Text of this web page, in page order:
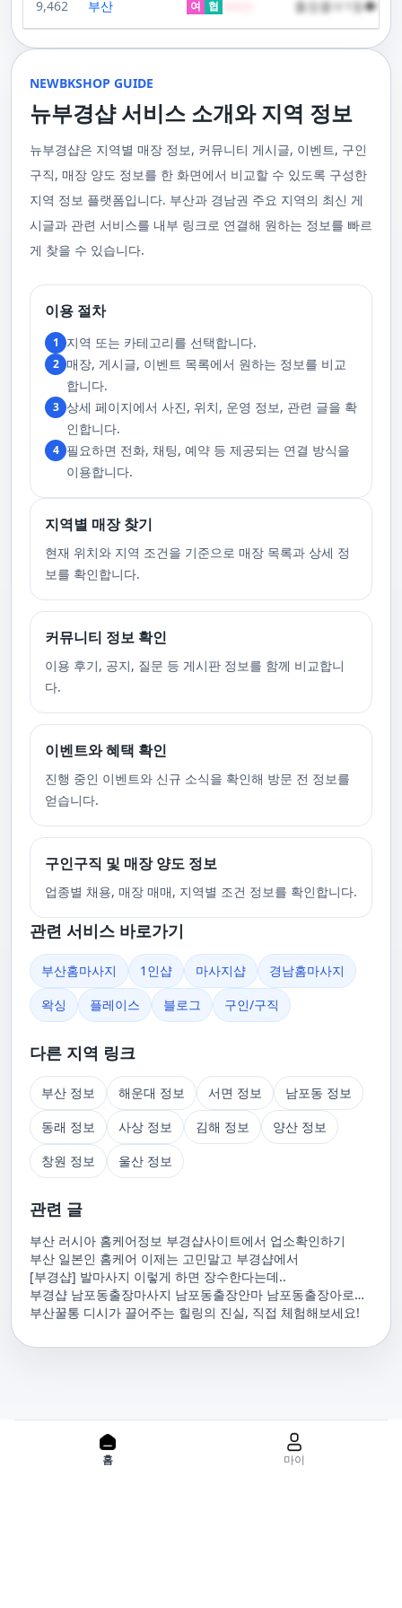
기 위해 부경샵은 계속해서 훌륭한 관리사들을 모집하고 있답니다. 부산 출
장을 원하실 때는 언제든지 후불제로 예약하실 수 있어요, 이점 참고해주세
요. 사전에 예약하시면 더욱 쾌적한 부산 러시아 홈케어 서비스를 경험하실
대한 많은 관심 덕분에, 부경샵은 필요한 요구 사항들을 간단하게 필수적인
것들로 정리했어요. 이 가이드라인을 따라주시면, 서비스 이용 중에 문제가
생기지 않을 거예요. 첫째로, 너무 많은 알코올을 섭취해 만취 상태일 경우에
게 좋아요.서비스 당일에는 부경샵과의 원활한 의사소통이 중요해요, 그래
서 공중전화나 발신 제한으로는 연락이 어려워요. 또한, 자주 예약을 취소하
거나 예약 없이 나타나지 않는 경우, 앞으로 예약하기가 어려워질 수 있으니
가격으로 경험해 보세요.터치 -> 부경샵 홈페이지 터치 -> 더욱 새로워진 뉴
부경샵 홈페이지 터치 -> 부경샵앱 다운로드 - Google Play
100,000원일본인 관리사 스웨디시 VIP 코스 60분에 70,000원, 90분에
원 코스에 대한 궁금증이 있으시다면, 전화를 통한 상담을 추천드립니다.
부산 일본인 홈케어는 대면 서비스의 특성상, 직접 통화를 통한 문의와 예약
시면, 부경샵은 그에 최적화된 서비스를 제공하기 위해 최선을 다할 것입니
다. 언제든지 필요하실 때, 편리한 상담과 지원이 준비되어 있으니 주저하지
마시고 연락 주세요. 부산 일본인 홈케어 이용 방법에 대해서는, 서비스의
핵심은 바로 고객님의 현재 위치에서 직접 찾아가는 것입니다. 이 방식을 통
등, 자신만의 공간에서 편안한 맞춤형 마사지를 받으실 수 있습니다. 최근
한 마사지 서비스를 제공하기 위해 노력하고 있습니다. 부경샵의 주된 목적
은 고객님들이 긴장을 해소하고 새로운 활력을 얻을 수 있는 피난처를 마련
하는 것입니다. 또한, 부경샵 한국과 태국, 일본에서 온 관리사 중 선택이 가
능하며, 다른 곳에서 찾아볼 수 없는 독특한 기술과 마음가짐을 가진 관리사
를 자랑합니다. 이러한 품질은 비교할 수 없는 수준입니다. 서비스의 질을
더욱 높이기 위해, 부경샵은 지속적으로 우수한 일본인 관리사를 모집 중입
서비스를 경험하실 수 있습니다. 마지막으로 부산 일본인 홈케어 서비스를
이용하시기 전에, 아래 주의사항을 상세히 확인하시고 예약을 진행해 주시
기 바랍니다. 부경샵 서비스에 대한 높은 수요를 감안하여, 이용 요건을 간
소화하여 필수적인 사항으로 명시했습니다. 이 가이드라인을 따르시면, 서
비스 이용 중 문제가 발생하지 않을 것입니다. 특히, 과도한 알코올 섭취로
인해 만취 상태에서는 서비스 이용에 제한을 두고 있음을 명확히 합니다. 이
러한 상태에서는 다음 기회에 이용해 주시길 부탁드립니다. 서비스 도착 시
원활한 의사소통이 이루어질 수 있도록, 저희와의 연락이 반드시 가능해야
합니다. 이에 공중전화 사용이나 발신 번호 표시 제한으로의 통화는 받지 않
고 있습니다. 또한, 자주 발생하는 예약 취소나 무단으로 예약을 취소할 경
우, 향후 서비스 예약에 제약이 생길 수 있음을 알려드립니다. 시간을 효율적
으로 사용하며, 합리적인 가격으로 부경샵만의 특별한 경험을 하실 수 있습
회복에 도움을 줍니다. 스트레스 해소와 이완에도 탁월하여, 많은 사람들이
정기적으로 받는 마사지입니다.2. 타이 마사지 타이 마사지는 동양의 전통
적인 마사지 방법으로, 신체의 스트레칭과 압력 포인트를 조합하여 신체의
균형을 맞추는 데 중점을 둡니다. 이 마사지는 유연성을 증진시키고 근육의
사지는 신체의 긴장을 풀어주고, 스트레스를 감소시키며, 전반적인 신체 기
서 유래한 마사지 방법으로, 의자에 앉은 상태에서 받을 수 있어 사무실이나
집에서도 쉽게 즐길 수 있습니다. 이 마사지는 특히 허리와 어깨의 피로를 해
소하는 데 효과적이며, 신체의 전반적인 이완을 도와 스트레스 감소에 도움
을 줍니다. 샤이츠 마사지는 짧은 시간에 효과적인 이완을 제공하여, 바쁜 일
상 속에서 짧은 휴식을 필요로 하는 현대인에게 적합합니다.4. 발 마사지 발
마사지는 발과 발목을 중심으로 이루어지는 마사지로, 신체의 균형을 유지
하고 전반적인 피로를 풀어주는 데 중점을 둡니다. 이 마사지는 발의 압력점
을 개선합니다. 발 마사지는 특히 장시간 서 있거나 걷는 일이 많은 사람들에
게 추천되며, 발의 피로 뿐만 아니라 전체적인 신체의 건강과 웰빙에도 긍정
적인 영향을 줍니다.부경샵 앱을 통해 부산 남포동 지역의 고객들은 이러한
춤형 서비스를 즐길 수 있습니다.출장마사지는 부경샵 ↓↓↓ 클릭
https://bkshop.kr/더욱 새로워진 출장마사지 뉴부경샵↓↓↓ 클릭
https://newbkshop.com/출장마사지 부경샵앱 다운로드↓↓↓ 클릭
https://play.google.com/store/apps/details?
고 있습니다. 친절한 상담원이 여러분의 마사지 능력을 평가하고, 여러분에
울 수 있는 이런 부경샵에서 예약하시는 것을 추천드립니다.때론, 그냥 누워
부산꿀통 디시에서 제공하는 서비스는 여러분에게 새로운 힐링의 기회를 제
사지는 여러분의 체질 개선, 스트레스 해소, 마음의 안정 등 다양한 효능을
가져다줍니다. 이와 같이 부산꿀통 디시의 마사지는 여러분의 건강을 지키
간을 가질 수 있게 해줍니다. 그리고 이런 부산꿀통 디시의 서비스를 편리하
게 예약하고 이용할 수 있게 도와주는 '부경샵' 어플은 부산과 경남 지역에서
최고의 마사지 어플로 추천받고 있습니다. 복잡한 예약 과정 없이, 부담 없이
부산꿀통 디시의 서비스를 이용하려는 분들께 부경샵 어플을 강력히 추천드
립니다.여러분의 건강과 힐링을 위해, 부산꿀통 디시와 부경샵이 함께하며,
모든 고민과 걱정 속에서 여러분을 위로하고 도와드리겠습니다. 부산꿀통
부산꿀통 디시의 건강한 마사지와 쾌적한 분위기 속에서 행복과 건강을 찾
9,462
부산 여 협
출장콜수1등●하
주급
NEWBKSHOP GUIDE
뉴부경샵 서비스 소개와 지역 정보
뉴부경샵은 지역별 매장 정보, 커뮤니티 게시글, 이벤트, 구인
구직, 매장 양도 정보를 한 화면에서 비교할 수 있도록 구성한
지역 정보 플랫폼입니다. 부산과 경남권 주요 지역의 최신 게
시글과 관련 서비스를 내부 링크로 연결해 원하는 정보를 빠르
게 찾을 수 있습니다.
이용 절차
1 지역 또는 카테고리를 선택합니다.
2 매장, 게시글, 이벤트 목록에서 원하는 정보를 비교
합니다.
3 상세 페이지에서 사진, 위치, 운영 정보, 관련 글을 확
인합니다.
4 필요하면 전화, 채팅, 예약 등 제공되는 연결 방식을
이용합니다.
지역별 매장 찾기
현재 위치와 지역 조건을 기준으로 매장 목록과 상세 정
보를 확인합니다.
커뮤니티 정보 확인
이용 후기, 공지, 질문 등 게시판 정보를 함께 비교합니
다.
이벤트와 혜택 확인
진행 중인 이벤트와 신규 소식을 확인해 방문 전 정보를
얻습니다.
구인구직 및 매장 양도 정보
업종별 채용, 매장 매매, 지역별 조건 정보를 확인합니다.
관련 서비스 바로가기
부산홈마사지 1인샵 마사지샵
경남홈마사지
왁싱
플레이스 블로그 구인/구직
다른 지역 링크
부산 정보 해운대 정보 서면 정보
남포동 정보
동래 정보
사상 정보 김해 정보
양산 정보
창원 정보
울산 정보
관련 글
부산 러시아 홈케어정보 부경샵사이트에서 업소확인하기
부산 일본인 홈케어 이제는 고민말고 부경샵에서
[부경샵] 발마사지 이렇게 하면 장수한다는데..
부경샵 남포동출장마사지 남포동출장안마 남포동출장아로마
남포동홈마사지 남포동마사지출장
부산꿀통 디시가 끌어주는 힐링의 진실, 직접 체험해보세요!
홈 마이